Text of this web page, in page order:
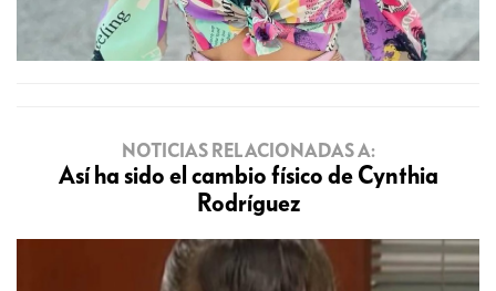
NOTICIAS RELACIONADAS A:
Así ha sido el cambio físico de Cynthia
Rodríguez